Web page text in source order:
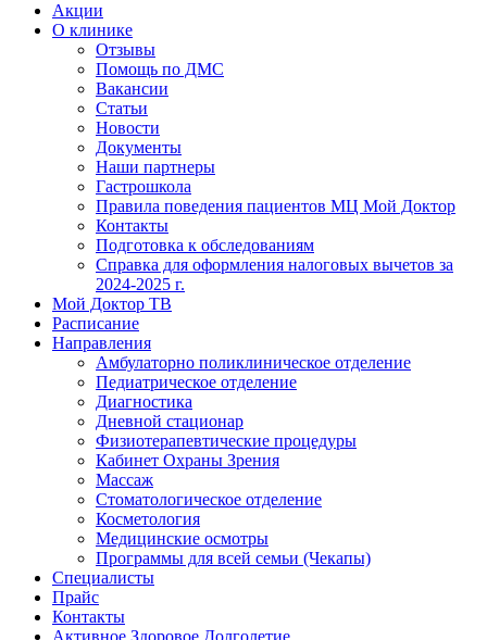
Акции
О клинике
Отзывы
Помощь по ДМС
Вакансии
Статьи
Новости
Документы
Наши партнеры
Гастрошкола
Правила поведения пациентов МЦ Мой Доктор
Контакты
Подготовка к обследованиям
Справка для оформления налоговых вычетов за
2024-2025 г.
Мой Доктор ТВ
Расписание
Направления
Амбулаторно поликлиническое отделение
Педиатрическое отделение
Диагностика
Дневной стационар
Физиотерапевтические процедуры
Кабинет Охраны Зрения
Массаж
Стоматологическое отделение
Косметология
Медицинские осмотры
Программы для всей семьи (Чекапы)
Специалисты
Прайс
Контакты
Активное Здоровое Долголетие